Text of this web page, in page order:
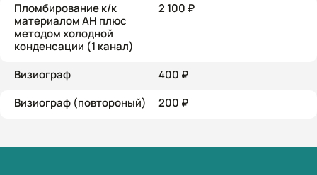
Пломбирование к/к
материалом АН плюс
методом холодной
конденсации (1 канал)
2 100 ₽
Визиограф
400 ₽
Визиограф (повтороный)
200 ₽